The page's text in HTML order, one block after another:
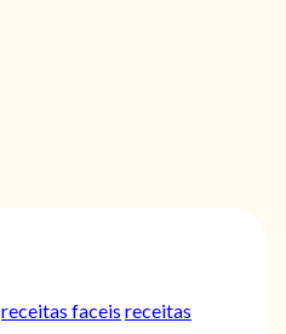
receitas faceis receitas